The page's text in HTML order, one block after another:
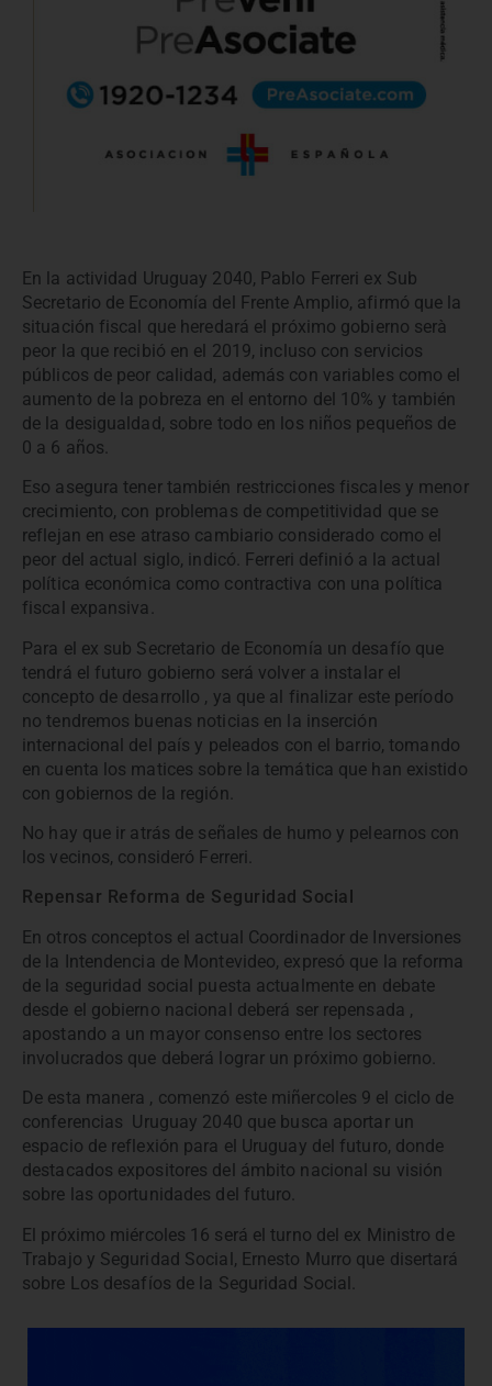
En la actividad Uruguay 2040, Pablo Ferreri ex Sub
Secretario de Economía del Frente Amplio, afirmó que la
situación fiscal que heredará el próximo gobierno serà
peor la que recibió en el 2019, incluso con servicios
públicos de peor calidad, además con variables como el
aumento de la pobreza en el entorno del 10% y también
de la desigualdad, sobre todo en los niños pequeños de
0 a 6 años.
Eso asegura tener también restricciones fiscales y menor
crecimiento, con problemas de competitividad que se
reflejan en ese atraso cambiario considerado como el
peor del actual siglo, indicó. Ferreri definió a la actual
política económica como contractiva con una política
fiscal expansiva.
Para el ex sub Secretario de Economía un desafío que
tendrá el futuro gobierno será volver a instalar el
concepto de desarrollo , ya que al finalizar este período
no tendremos buenas noticias en la inserción
internacional del país y peleados con el barrio, tomando
en cuenta los matices sobre la temática que han existido
con gobiernos de la región.
No hay que ir atrás de señales de humo y pelearnos con
los vecinos, consideró Ferreri.
Repensar Reforma de Seguridad Social
En otros conceptos el actual Coordinador de Inversiones
de la Intendencia de Montevideo, expresó que la reforma
de la seguridad social puesta actualmente en debate
desde el gobierno nacional deberá ser repensada ,
apostando a un mayor consenso entre los sectores
involucrados que deberá lograr un próximo gobierno.
De esta manera , comenzó este miñercoles 9 el ciclo de
conferencias  Uruguay 2040 que busca aportar un
espacio de reflexión para el Uruguay del futuro, donde
destacados expositores del ámbito nacional su visión
sobre las oportunidades del futuro.
El próximo miércoles 16 será el turno del ex Ministro de
Trabajo y Seguridad Social, Ernesto Murro que disertará
sobre Los desafíos de la Seguridad Social.